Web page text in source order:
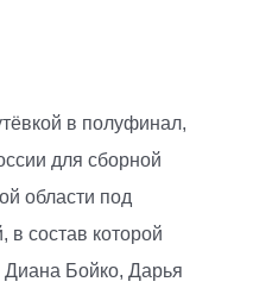
в полуфинал,
для сборной
области под
состав которой
Бойко, Дарья